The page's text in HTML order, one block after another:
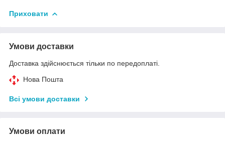
Приховати
Умови доставки
Доставка здійснюється тільки по передоплаті.
Нова Пошта
Всі умови доставки
Умови оплати